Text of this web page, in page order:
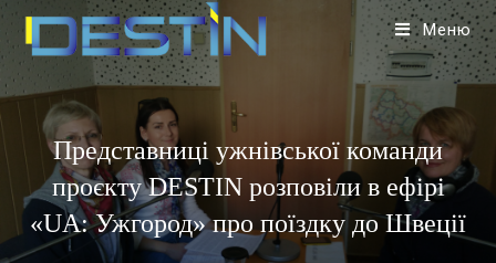
Меню
Представниці ужнівської команди
проєкту DESTIN розповіли в ефірі
«UA: Ужгород» про поїздку до Швеції